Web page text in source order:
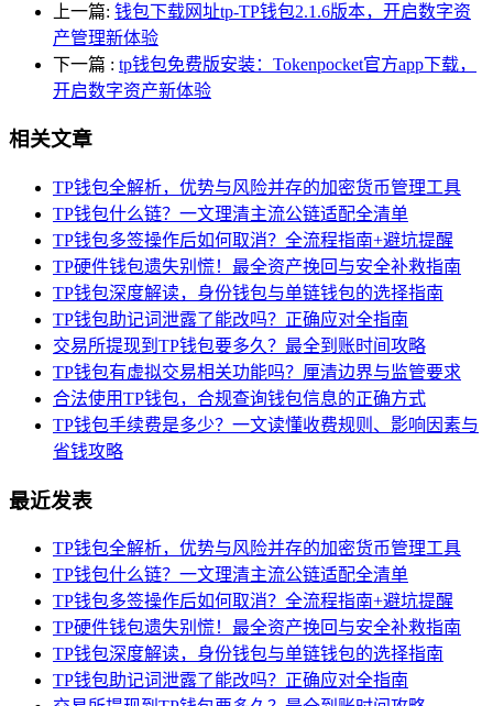
上一篇: 钱包下载网址tp-TP钱包2.1.6版本，开启数字资
产管理新体验
下一篇 : tp钱包免费版安装：Tokenpocket官方app下载，
开启数字资产新体验
相关文章
TP钱包全解析，优势与风险并存的加密货币管理工具
TP钱包什么链？一文理清主流公链适配全清单
TP钱包多签操作后如何取消？全流程指南+避坑提醒
TP硬件钱包遗失别慌！最全资产挽回与安全补救指南
TP钱包深度解读，身份钱包与单链钱包的选择指南
TP钱包助记词泄露了能改吗？正确应对全指南
交易所提现到TP钱包要多久？最全到账时间攻略
TP钱包有虚拟交易相关功能吗？厘清边界与监管要求
合法使用TP钱包，合规查询钱包信息的正确方式
TP钱包手续费是多少？一文读懂收费规则、影响因素与
省钱攻略
最近发表
TP钱包全解析，优势与风险并存的加密货币管理工具
TP钱包什么链？一文理清主流公链适配全清单
TP钱包多签操作后如何取消？全流程指南+避坑提醒
TP硬件钱包遗失别慌！最全资产挽回与安全补救指南
TP钱包深度解读，身份钱包与单链钱包的选择指南
TP钱包助记词泄露了能改吗？正确应对全指南